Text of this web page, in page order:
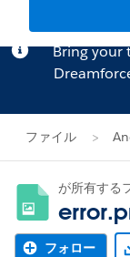
Bring your
ファイル
が所有する
フォロー